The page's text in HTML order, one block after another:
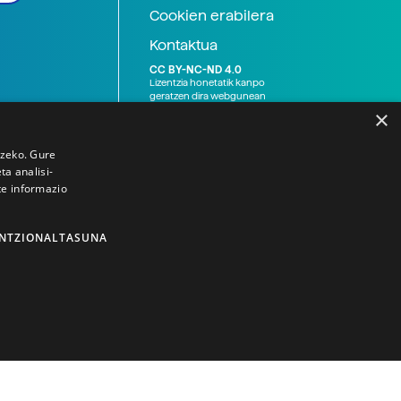
Cookien erabilera
Kontaktua
CC BY-NC-ND 4.0
Lizentzia honetatik kanpo
geratzen dira webgunean
×
Gure
analisi-
informazio